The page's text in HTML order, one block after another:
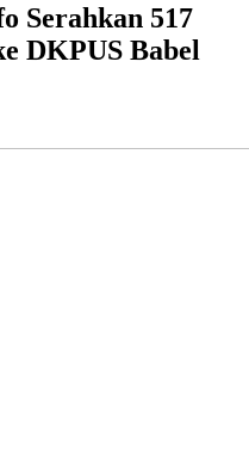
Serahkan 517
DKPUS Babel